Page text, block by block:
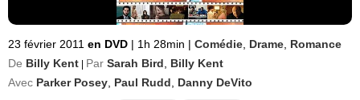
23 février 2011 en DVD | 1h 28min | Comédie Drame Romance
De Billy Kent Par Sarah Bird
Billy Kent
Avec Parker Posey Paul Rudd Danny DeVito